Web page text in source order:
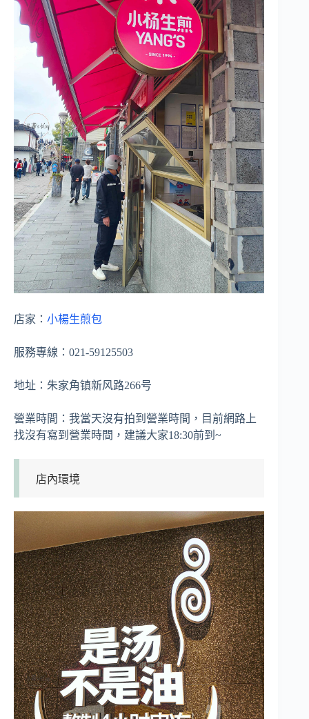
店家： 小楊生煎包
服務專線：021-59125503
地址：朱家角镇新风路266号
營業時間：我當天沒有拍到營業時間，目前網路上
找沒有寫到營業時間，建議大家18:30前到~
店內環境